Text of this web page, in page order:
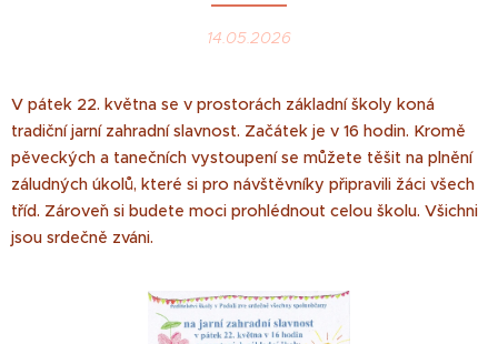
14.05.2026
V pátek 22. května se v prostorách základní školy koná
tradiční jarní zahradní slavnost. Začátek je v 16 hodin. Kromě
pěveckých a tanečních vystoupení se můžete těšit na plnění
záludných úkolů, které si pro návštěvníky připravili žáci všech
tříd. Zároveˇn si budete moci prohlédnout celou školu. Všichni
jsou srdečně zváni.